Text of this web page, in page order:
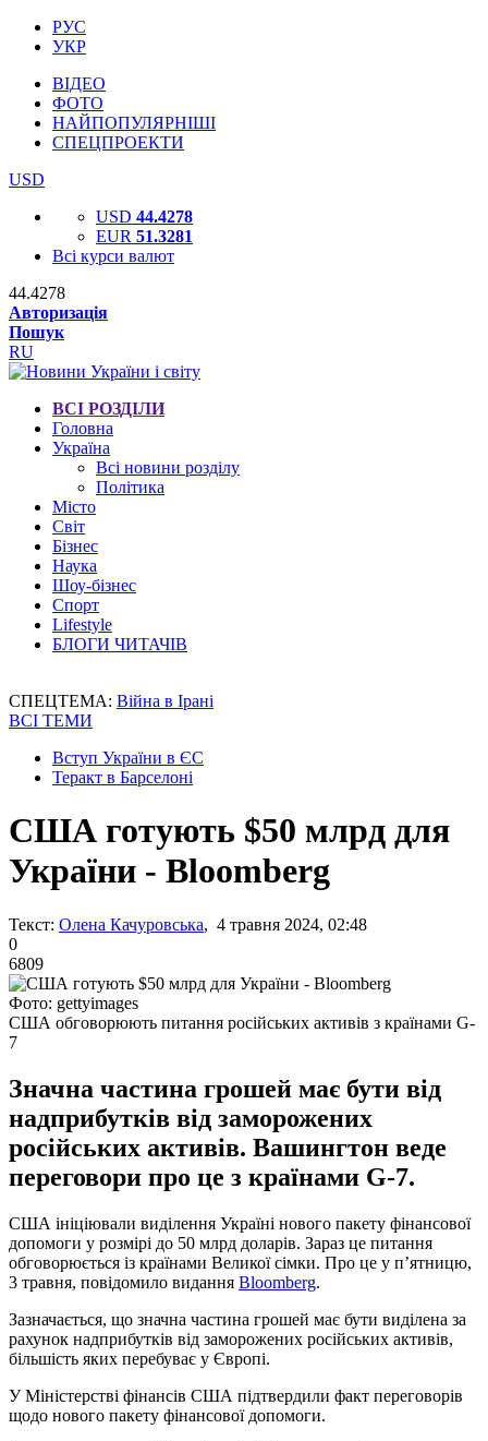
РУС
УКР
ВІДЕО
ФОТО
НАЙПОПУЛЯРНІШІ
СПЕЦПРОЕКТИ
USD
USD 44.4278
EUR 51.3281
Всі курси валют
44.4278
Авторизація
Пошук
RU
ВСІ РОЗДІЛИ
Головна
Україна
Всі новини розділу
Політика
Місто
Світ
Бізнес
Наука
Шоу-бізнес
Спорт
Lifestyle
БЛОГИ ЧИТАЧІВ
СПЕЦТЕМА: Війна в Ірані
ВСІ ТЕМИ
Вступ України в ЄС
Теракт в Барселоні
США готують $50 млрд для
України - Bloomberg
Текст: Олена Качуровська, 4 травня 2024, 02:48
0
6809
Фото: gettyimages
США обговорюють питання російських активів з країнами G-
7
Значна частина грошей має бути від
надприбутків від заморожених
російських активів. Вашингтон веде
переговори про це з країнами G-7.
США ініціювали виділення Україні нового пакету фінансової
допомоги у розмірі до 50 млрд доларів. Зараз це питання
обговорюється із країнами Великої сімки. Про це у п’ятницю,
3 травня, повідомило видання Bloomberg.
Зазначається, що значна частина грошей має бути виділена за
рахунок надприбутків від заморожених російських активів,
більшість яких перебуває у Європі.
У Міністерстві фінансів США підтвердили факт переговорів
щодо нового пакету фінансової допомоги.